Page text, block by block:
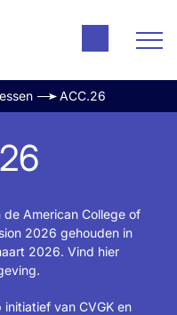
ACC.26
American College of
2026 gehouden in
2026. Vind hier
van CVGK en